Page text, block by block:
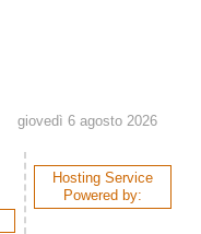
giovedì 6 agosto 2026
Hosting Service
Powered by: